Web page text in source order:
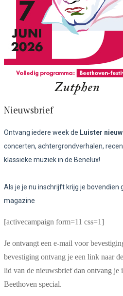
Nieuwsbrief
Ontvang iedere week de Luister
concerten, achtergrondverhalen,
klassieke muziek in de Benelux!
Als je je nu inschrijft krijg je bovendien
magazine
[activecampaign form=11 css=1]
Je ontvangt een e-mail voor
bevestiging ontvang je een link naar
lid van de nieuwsbrief dan ontvang je
Beethoven special.